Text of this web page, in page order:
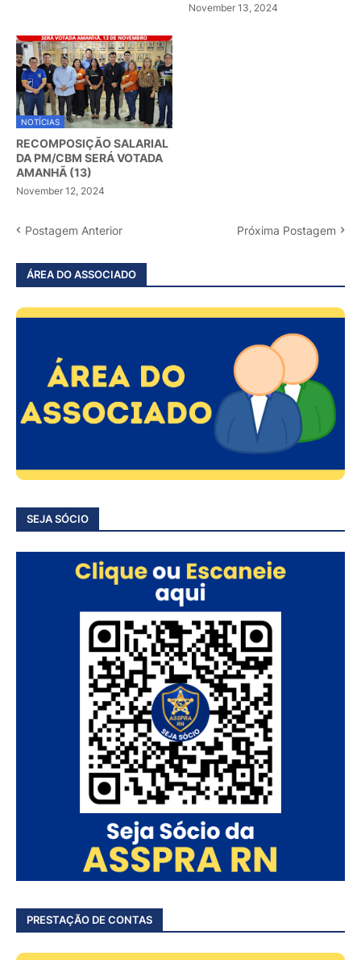
November 13, 2024
NOTÍCIAS
RECOMPOSIÇÃO SALARIAL
DA PM/CBM SERÁ VOTADA
AMANHÃ (13)
November 12, 2024
Postagem Anterior Próxima Postagem
ÁREA DO ASSOCIADO
SEJA SÓCIO
PRESTAÇÃO DE CONTAS